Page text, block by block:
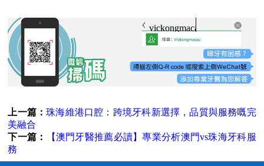
vickongmacau
上一篇：珠海維港口腔：跨境牙科新選擇，品質與服務嘅完
美融合
下一篇：
【澳門牙醫推薦必讀】專業分析澳門vs珠海牙科服
務